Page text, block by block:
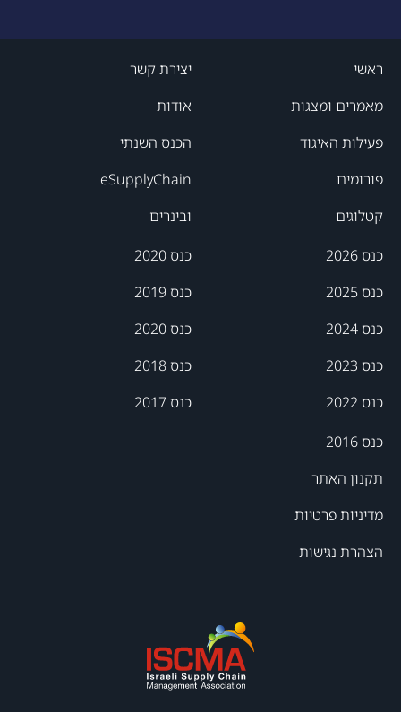
ראשי
מאמרים ומצגות
פעילות האיגוד
פורומים
קטלוגים
יצירת קשר
אודות
הכנס השנתי
eSupplyChain
ובינרים
כנס 2026
כנס 2025
כנס 2024
כנס 2023
כנס 2022
כנס 2020
כנס 2019
כנס 2020
כנס 2018
כנס 2017
כנס 2016
תקנון האתר
מדיניות פרטיות
הצהרת נגישות